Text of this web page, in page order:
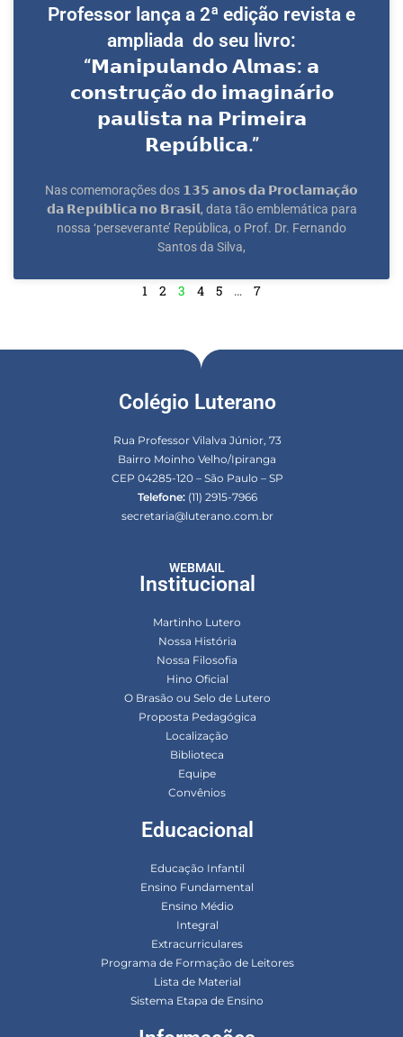
Professor lança a 2ª edição revista e
ampliada do seu livro:
“𝗠𝗮𝗻𝗶𝗽𝘂𝗹𝗮𝗻𝗱𝗼 𝗔𝗹𝗺𝗮𝘀: 𝗮
𝗰𝗼𝗻𝘀𝘁𝗿𝘂𝗰̧𝗮̃𝗼 𝗱𝗼 𝗶𝗺𝗮𝗴𝗶𝗻𝗮́𝗿𝗶𝗼
𝗽𝗮𝘂𝗹𝗶𝘀𝘁𝗮 𝗻𝗮 𝗣𝗿𝗶𝗺𝗲𝗶𝗿𝗮
𝗥𝗲𝗽𝘂́𝗯𝗹𝗶𝗰𝗮.”
Nas comemorações dos 𝟭𝟯𝟱 𝗮𝗻𝗼𝘀 𝗱𝗮 𝗣𝗿𝗼𝗰𝗹𝗮𝗺𝗮𝗰̧𝗮̃𝗼
𝗱𝗮 𝗥𝗲𝗽𝘂́𝗯𝗹𝗶𝗰𝗮 𝗻𝗼 𝗕𝗿𝗮𝘀𝗶𝗹, data tão emblemática para
nossa ‘perseverante’ República, o Prof. Dr. Fernando
Santos da Silva,
1 2 3 4 5 … 7
Colégio Luterano
Rua Professor Vilalva Júnior, 73
Bairro Moinho Velho/Ipiranga
CEP 04285-120 – São Paulo – SP
Telefone:(11) 2915-7966
secretaria@luterano.com.br
WEBMAIL
Institucional
Martinho Lutero
Nossa História
Nossa Filosofia
Hino Oficial
O Brasão ou Selo de Lutero
Proposta Pedagógica
Localização
Biblioteca
Equipe
Convênios
Educacional
Educação Infantil
Ensino Fundamental
Ensino Médio
Integral
Extracurriculares
Programa de Formação de Leitores
Lista de Material
Sistema Etapa de Ensino